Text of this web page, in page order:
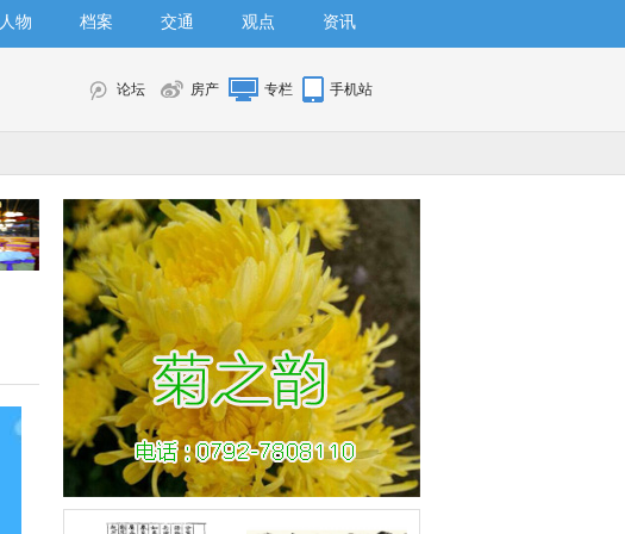
人物 档案 交通 观点 资讯
论坛 房产 专栏 手机站